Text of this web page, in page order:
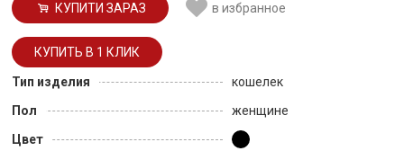
КУПИТИ ЗАРАЗ в избранное
Тип изделия
кошелек
Пол
женщине
Цвет